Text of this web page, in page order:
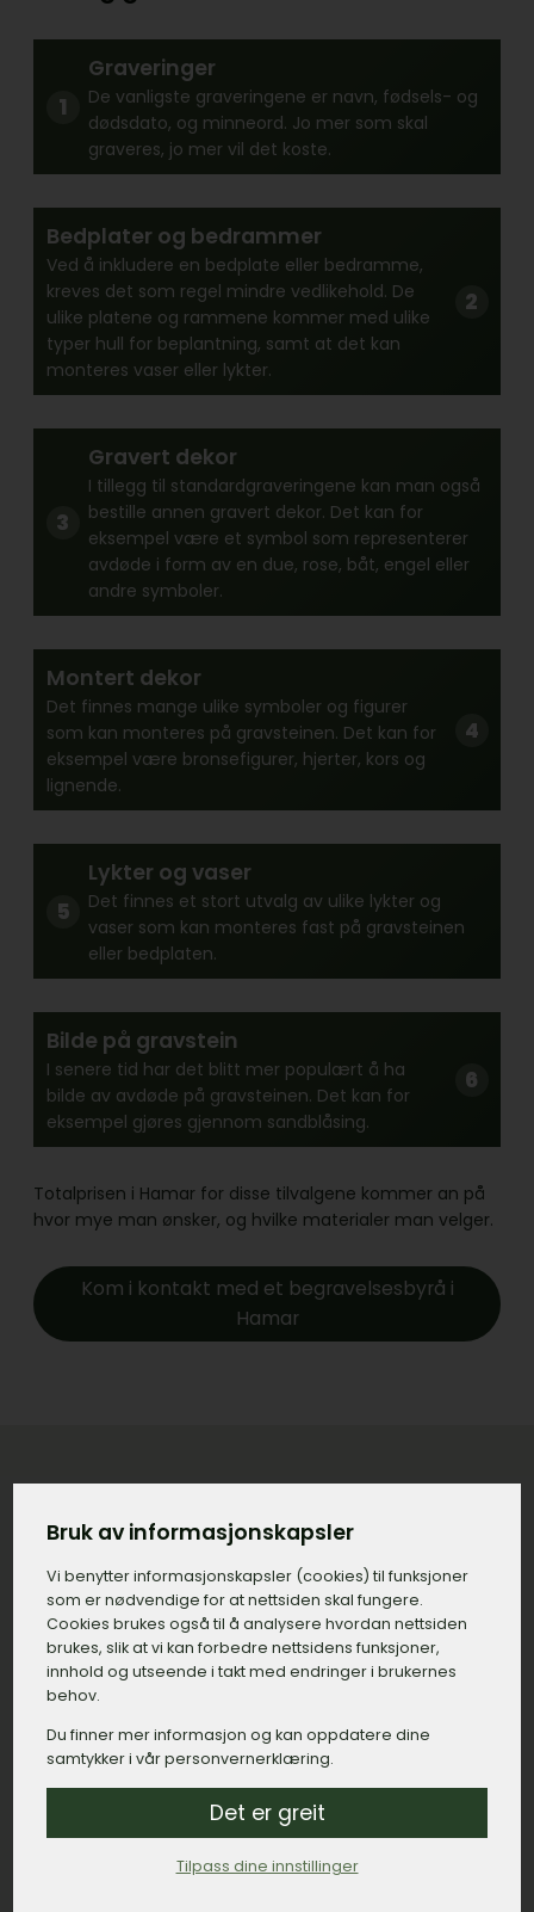
Graveringer
De vanligste graveringene er navn, fødsels- og
dødsdato, og minneord. Jo mer som skal
graveres, jo mer vil det koste.
Bedplater og bedrammer
Ved å inkludere en bedplate eller bedramme,
kreves det som regel mindre vedlikehold. De
ulike platene og rammene kommer med ulike
typer hull for beplantning, samt at det kan
monteres vaser eller lykter.
Gravert dekor
I tillegg til standardgraveringene kan man også
bestille annen gravert dekor. Det kan for
eksempel være et symbol som representerer
avdøde i form av en due, rose, båt, engel eller
andre symboler.
Montert dekor
Det finnes mange ulike symboler og figurer
som kan monteres på gravsteinen. Det kan for
eksempel være bronsefigurer, hjerter, kors og
lignende.
Lykter og vaser
Det finnes et stort utvalg av ulike lykter og
vaser som kan monteres fast på gravsteinen
eller bedplaten.
Bilde på gravstein
I senere tid har det blitt mer populært å ha
bilde av avdøde på gravsteinen. Det kan for
eksempel gjøres gjennom sandblåsing.
Totalprisen i Hamar for disse tilvalgene kommer an på
hvor mye man ønsker, og hvilke materialer man velger.
Kom i kontakt med et begravelsesbyrå i
Hamar
Konkret priseksempel på gravstein
med tilvalg i Hamar
Gravstein:15.000,– kroner.
Gravering, navn og dato:500,– kroner.
Gravering, minneord:
Bedramme:2.500,– kroner.
6.000,– kroner.
Sum: 26.000,– kroner.
Bruk av informasjonskapsler
Vi benytter informasjons­kapsler (cookies) til funksjoner
som er nødvendige for at nettsiden skal fungere.
Cookies brukes også til å analysere hvordan nettsiden
brukes, slik at vi kan forbedre nettsidens funksjoner,
innhold og utseende i takt med endringer i brukernes
behov.
Du finner mer informasjon og kan oppdatere dine
samtykker i vår personvernerklæring.
Det er greit
Tilpass dine innstillinger